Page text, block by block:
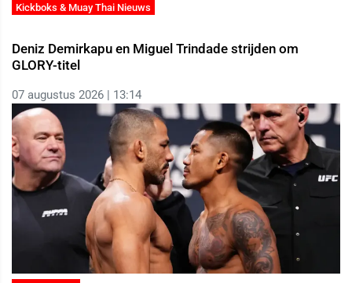
Kickboks & Muay Thai Nieuws
Deniz Demirkapu en Miguel Trindade strijden om
GLORY-titel
07 augustus 2026 | 13:14